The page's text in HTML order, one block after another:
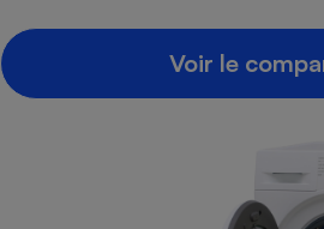
Voir le